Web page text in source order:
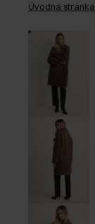
Úvodná stránka